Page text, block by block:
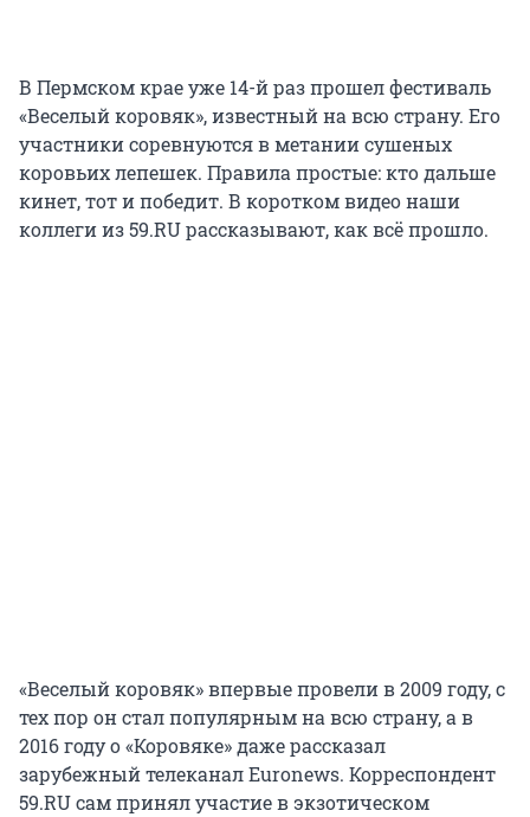
В Пермском крае уже 14-й раз прошел фестиваль
«Веселый коровяк», известный на всю страну. Его
участники соревнуются в метании сушеных
коровьих лепешек. Правила простые: кто дальше
кинет, тот и победит. В коротком видео наши
коллеги из 59.RU рассказывают, как всё прошло.
«Веселый коровяк» впервые провели в 2009 году, с
тех пор он стал популярным на всю страну, а в
2016 году о «Коровяке» даже рассказал
зарубежный телеканал Euronews. Корреспондент
59.RU сам принял участие в экзотическом